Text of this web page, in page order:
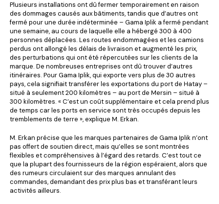
Plusieurs installations ont dû fermer temporairement en raison
des dommages causés aux bâtiments, tandis que d’autres ont
fermé pour une durée indéterminée – Gama Iplik a fermé pendant
une semaine, au cours de laquelle elle a hébergé 300 à 400
personnes déplacées. Les routes endommagées et les camions
perdus ont allongé les délais de livraison et augmenté les prix,
des perturbations qui ont été répercutées sur les clients de la
marque. De nombreuses entreprises ont dû trouver d’autres
itinéraires. Pour Gama Iplik, qui exporte vers plus de 30 autres
pays, cela signifiait transférer les exportations du port de Hatay –
situé à seulement 200 kilomètres – au port de Mersin – situé à
300 kilomètres. « C’est un coût supplémentaire et cela prend plus
de temps car les ports en service sont très occupés depuis les
tremblements de terre », explique M. Erkan.
M. Erkan précise que les marques partenaires de Gama Iplik n’ont
pas offert de soutien direct, mais qu’elles se sont montrées
flexibles et compréhensives à l’égard des retards. C’est tout ce
que la plupart des fournisseurs de la région espéraient, alors que
des rumeurs circulaient sur des marques annulant des
commandes, demandant des prix plus bas et transférant leurs
activités ailleurs.